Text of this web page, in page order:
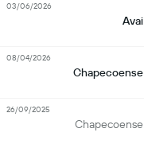
Avai
03/06/2026
Chapecoense
08/04/2026
Chapecoense
26/09/2025